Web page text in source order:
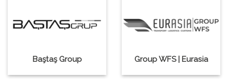
Baştaş Group Group WFS | Eurasia